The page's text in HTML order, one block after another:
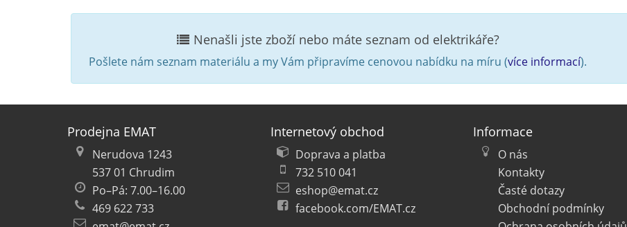
Nenašli jste zboží nebo máte seznam od elektrikáře?
Pošlete nám seznam materiálu a my Vám připravíme cenovou nabídku na míru (více informací).
Prodejna EMAT
Nerudova 1243
537 01 Chrudim
Po–Pá: 7.00–16.00
469 622 733
Internetový obchod
Doprava a platba
732 510 041
eshop@emat.cz
facebook.com/EMAT.cz
Informace
O nás
Kontakty
Časté dotazy
Obchodní podmínky